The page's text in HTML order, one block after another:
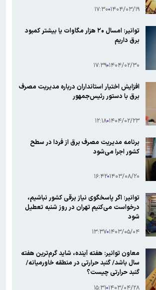
۱۴۰۴/۰۳/۱۹ ۱۷:۳۰
توانیر: امسال ۲۰ هزار مگاوات یا بیشتر کمبود
برق داریم
۱۴۰۴/۰۲/۳۰ ۱۷:۳۹
افزایش اختیار استانداران درباره مدیریت مصرف
برق با دستور رئیس‌جمهور
۱۴۰۴/۰۲/۲۳ ۱۲:۱۸
برنامه مدیریت مصرف برق از فردا در سطح
کشور اجرا می‌شود
۱۴۰۳/۰۸/۲۰ ۱۶:۴۲
توانیر: اگر پاسخگوی نیاز برقی کشور نباشیم،
درخواست می‌کنیم تهران در روز شنبه تعطیل
شود
۱۴۰۳/۰۵/۰۴ ۱۳:۳۷
معاون توانیر: هفته آینده، شاید گرم‌ترین هفته
سال باشد/ گنبد حرارتی در منطقه خاورمیانه/
گنبد حرارتی چیست؟
۱۴۰۳/۰۴/۲۸ ۱۵:۳۱